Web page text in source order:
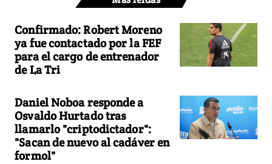
Confirmado: Robert Moreno
ya fue contactado por la FEF
para el cargo de entrenador
de La Tri
Daniel Noboa responde a
Osvaldo Hurtado tras
llamarlo "criptodictador":
"Sacan de nuevo al cadáver en
formol"